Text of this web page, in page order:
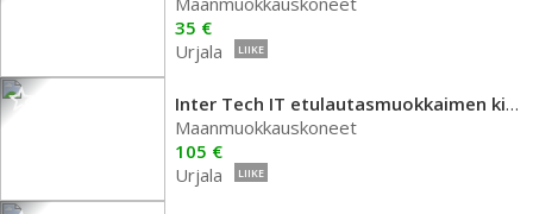
35 €
Urjala
LIIKE
Inter Tech IT etulautasmuokkaimen kiekko
Maanmuokkauskoneet
105 €
Urjala
LIIKE